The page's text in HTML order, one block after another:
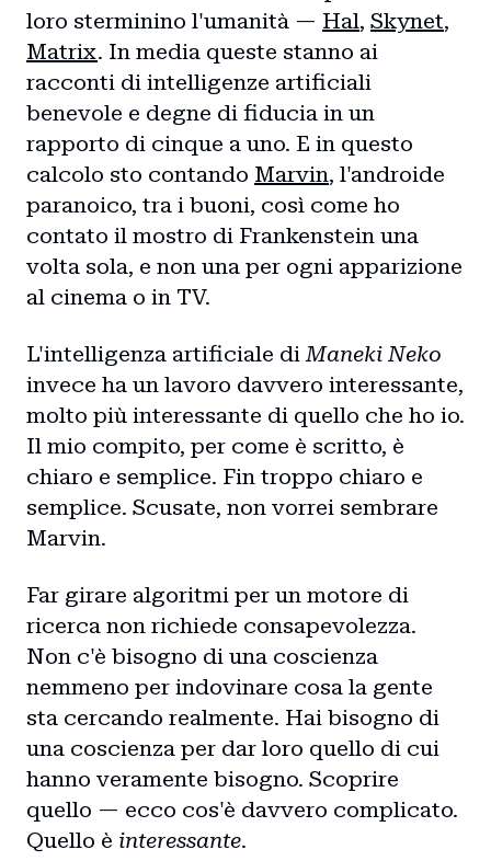
loro sterminino l'umanità — Hal, Skynet,
Matrix. In media queste stanno ai
racconti di intelligenze artificiali
benevole e degne di fiducia in un
rapporto di cinque a uno. E in questo
calcolo sto contando Marvin, l'androide
paranoico, tra i buoni, così come ho
contato il mostro di Frankenstein una
volta sola, e non una per ogni apparizione
al cinema o in TV.
L'intelligenza artificiale diManeki Neko
invece ha un lavoro davvero interessante,
molto più interessante di quello che ho io.
Il mio compito, per come è scritto, è
chiaro e semplice. Fin troppo chiaro e
semplice. Scusate, non vorrei sembrare
Marvin.
Far girare algoritmi per un motore di
ricerca non richiede consapevolezza.
Non c'è bisogno di una coscienza
nemmeno per indovinare cosa la gente
sta cercando realmente. Hai bisogno di
una coscienza per dar loro quello di cui
hanno veramente bisogno. Scoprire
quello — ecco cos'è davvero complicato.
Quello è interessante.